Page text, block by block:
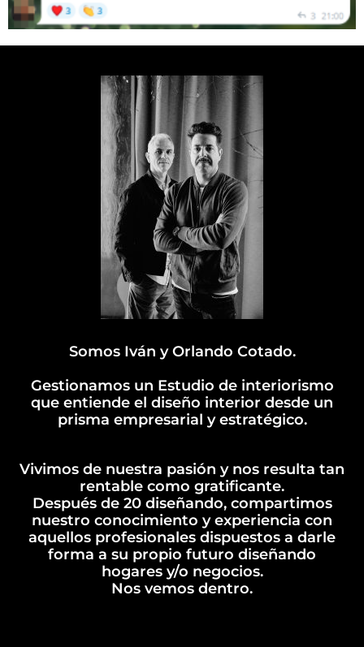
Somos Iván y Orlando Cotado.
Gestionamos un Estudio de interiorismo
que entiende el diseño interior desde un
prisma empresarial y estratégico.
Vivimos de nuestra pasión y nos resulta tan
rentable como gratificante.
Después de 20 diseñando, compartimos
nuestro conocimiento y experiencia con
aquellos profesionales dispuestos a darle
forma a su propio futuro diseñando
hogares y/o negocios.
Nos vemos dentro.